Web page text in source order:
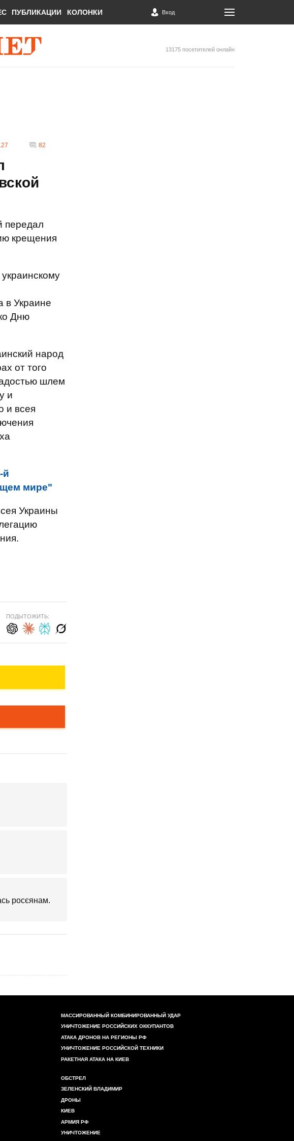
ПУБЛИКАЦИИ КОЛОНКИ Вход
13175 посетителей онлайн
82
передал
крещения
в Украине
Дню
народ
от того
шлем
и
и всея
й
мире"
Украины
ПОДЫТОЖИТЬ:
росєянам.
МАССИРОВАННЫЙ КОМБИНИРОВАННЫЙ УДАР
УНИЧТОЖЕНИЕ РОССИЙСКИХ ОККУПАНТОВ
АТАКА ДРОНОВ НА РЕГИОНЫ РФ
УНИЧТОЖЕНИЕ РОССИЙСКОЙ ТЕХНИКИ
РАКЕТНАЯ АТАКА НА КИЕВ
ОБСТРЕЛ
ЗЕЛЕНСКИЙ ВЛАДИМИР
ДРОНЫ
КИЕВ
АРМИЯ РФ
УНИЧТОЖЕНИЕ